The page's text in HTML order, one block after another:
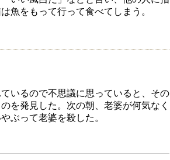
魚をもって行って食べてしまう。
いるので不思議に思っていると、その
を発見した。次の朝、老婆が何気なく
ぶって老婆を殺した。